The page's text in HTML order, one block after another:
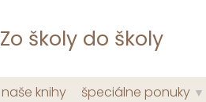
Zo školy do školy
naše knihy špeciálne ponuky